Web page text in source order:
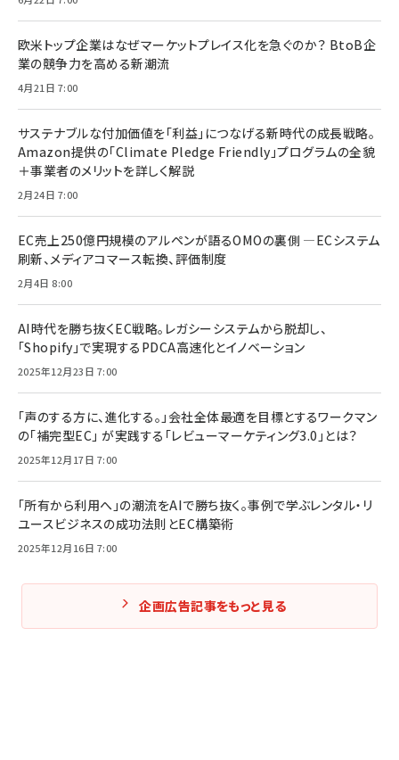
欧米トップ企業はなぜマーケットプレイス化を急ぐのか？ BtoB企
業の競争力を高める新潮流
4月21日 7:00
サステナブルな付加価値を「利益」につなげる新時代の成長戦略。
Amazon提供の「Climate Pledge Friendly」プログラムの全貌
＋事業者のメリットを詳しく解説
2月24日 7:00
EC売上250億円規模のアルペンが語るOMOの裏側 ―ECシステム
刷新、メディアコマース転換、評価制度
2月4日 8:00
AI時代を勝ち抜くEC戦略。レガシーシステムから脱却し、
「Shopify」で実現するPDCA高速化とイノベーション
2025年12月23日 7:00
「声のする方に、進化する。」会社全体最適を目標とするワークマン
の「補完型EC」 が実践する「レビューマーケティング3.0」とは？
2025年12月17日 7:00
「所有から利用へ」の潮流をAIで勝ち抜く。事例で学ぶレンタル・リ
ユースビジネスの成功法則とEC構築術
2025年12月16日 7:00
企画広告記事をもっと見る